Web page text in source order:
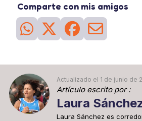
Comparte con mis amigos
Actualizado el 1 de junio de
Artículo escrito por :
Laura
Laura Sánchez es